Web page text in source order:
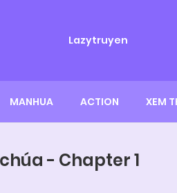
Lazytruyen
MANHUA ACTION XEM
- Chapter 1